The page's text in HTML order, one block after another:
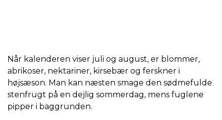
Når kalenderen viser juli og august, er blommer,
abrikoser, nektariner, kirsebær og ferskner i
højsæson. Man kan næsten smage den sødmefulde
stenfrugt på en dejlig sommerdag, mens fuglene
pipper i baggrunden.